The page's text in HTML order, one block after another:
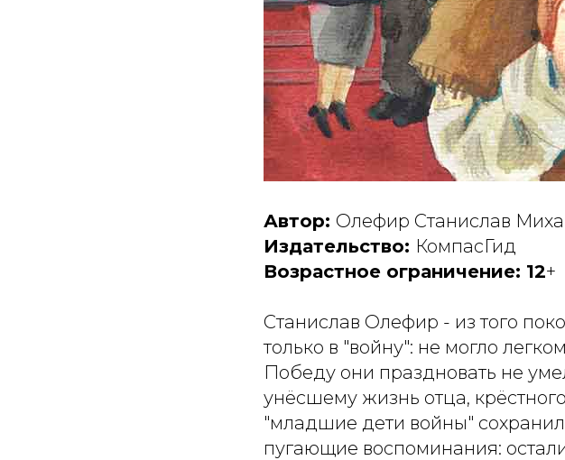
Автор: Олефир Станислав
Издательство: КомпасГид
Возрастное ограничение: 12+
Станислав Олефир - из того
только в "войну": не могло
Победу они праздновать не
унёсшему жизнь отца,
"младшие дети войны"
пугающие воспоминания: